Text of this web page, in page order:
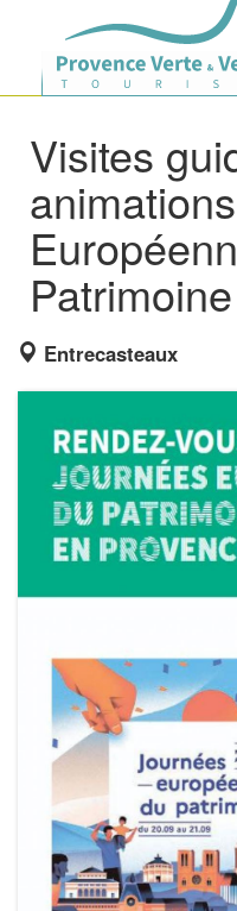
Visites
Patrimoine
Entrecasteaux